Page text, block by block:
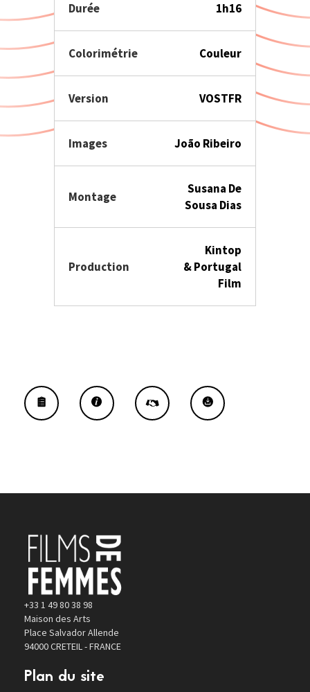
Durée 1h16
Colorimétrie Couleur
Version VOSTFR
Images João Ribeiro
Montage
Susana De
Sousa Dias
Production
Kintop
&Portugal
Film
+33 1 49 80 38 98
Maison des Arts
Place Salvador Allende
94000 CRETEIL - FRANCE
Plan du site